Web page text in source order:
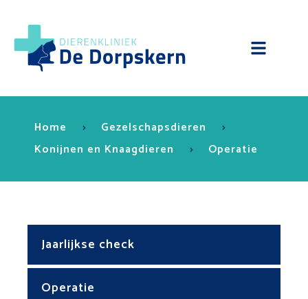
Home
Gezelschapsdieren
Konijnen en Knaagdieren
Operatie
Jaarlijkse check
Operatie